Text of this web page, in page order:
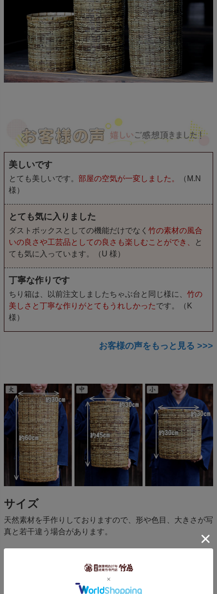
美しいです
とても美しいです。部屋の空気が一変しました。
（M.N
様）
とても気に入りました
ダストボックスとしての機能だけでなく竹の素材の風合
いの良さや工芸品としての良さも楽しむことができ、
と
ても気に入っています。（U 様）
丁寧な作りです
ちり箱は、以前注文しましたちゃぶ台と同じ様に、竹の
美しさと丁寧な作りがとてもうれしかったです。（K
様）
お客様の声をもっと見る >>>
サイズ
天然素材を手作りしておりますので、形や色目、大きさが写
真と若干違う場合があります。
保管の際には直射日光を避け、風通しの良い場所でお願いいたします。ビニ
ール袋など通気性の悪いものにいれての保管はカビの原因となりますのでご